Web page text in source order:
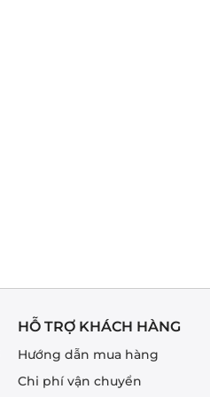
HỖ TRỢ KHÁCH HÀNG
Hướng dẫn mua hàng
Chi phí vận chuyển